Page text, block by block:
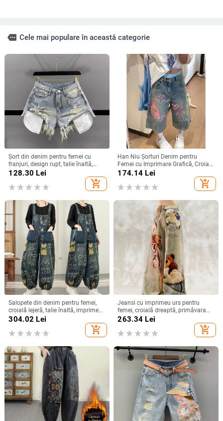
more Cele mai populare în această categorie
Șort din denim pentru femei cu
franjuri, design rupt, talie înaltă,
croială largă, lungime 3/4
128.30 Lei
add_shopping_cart
Han Niu Şorturi Denim pentru
Femei cu Imprimare Grafică, Croială
Lejeră, Stil Retro, Talie Înaltă,
174.14 Lei
add_shopping_cart
Salopete din denim pentru femei,
croială lejeră, talie înaltă, imprimeu,
amestec poliester 30–50%,
304.02 Lei
add_shopping_cart
Jeansi cu imprimeu urs pentru
femei, croială dreaptă, primăvara
2026, croială lejeră, pantaloni largi
263.34 Lei
add_shopping_cart